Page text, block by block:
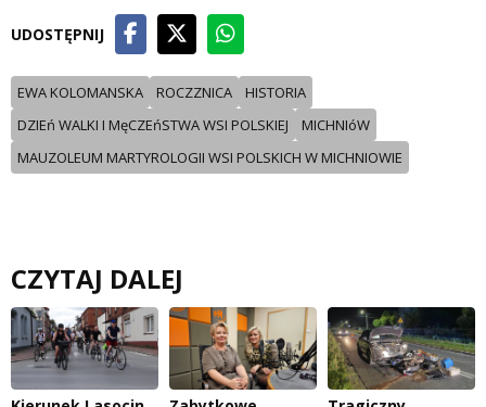
UDOSTĘPNIJ
EWA KOLOMANSKA ROCZZNICA
HISTORIA
DZIEń WALKI I MęCZEńSTWA WSI POLSKIEJ
MICHNIóW
MAUZOLEUM MARTYROLOGII WSI POLSKICH W MICHNIOWIE
CZYTAJ DALEJ